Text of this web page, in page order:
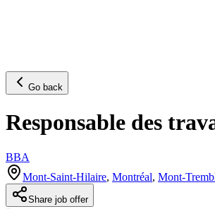
Go back
Responsable des
BBA
Mont-Saint-Hilaire, Montréal, Mont-
Share job offer